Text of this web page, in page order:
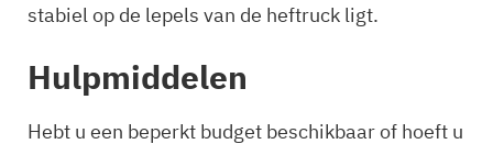
stabiel op de lepels van de heftruck ligt.
Hulpmiddelen
Hebt u een beperkt budget beschikbaar of hoeft u